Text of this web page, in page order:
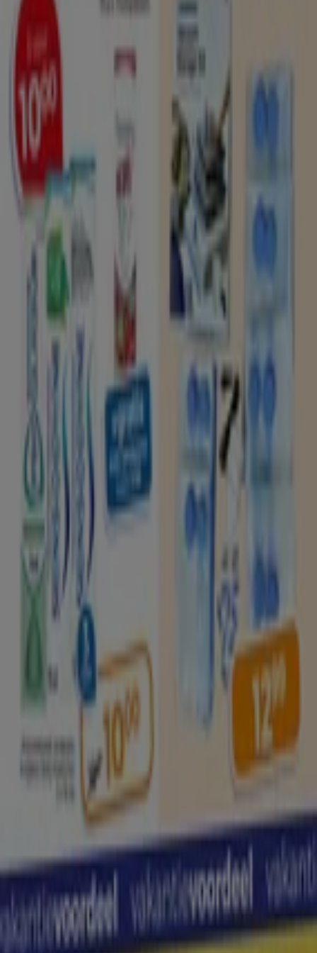
Tiendeo is onderdeel van Shopfully, het techbedrijf dat
lokaal winkelen wereldwijd opnieuw uitvindt.
Tiendeo
Zakelijke oplossingen
Nieuws en media
Met ons samenwerken
Marketing en bedrijfsaanvragen
Winkel verkeerd weergegeven op de kaart
Wekelijkse advertentiefeedback
Technische problemen en algemene feedback
Merken
Lokale merken
Winkels in de buurt
Producten
Lokale producten
Steden
Download de Tiendeo app